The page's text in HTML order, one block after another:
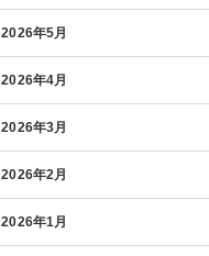
2026年5月
2026年4月
2026年3月
2026年2月
2026年1月